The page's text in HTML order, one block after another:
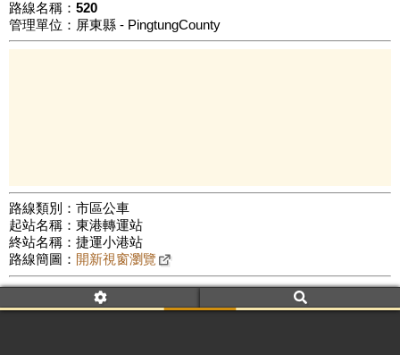
路線名稱： 520
管理單位：屏東縣 - PingtungCounty
路線類別：市區公車
起站名稱：東港轉運站
終站名稱：捷運小港站
路線簡圖： 開新視窗瀏覽
附屬名稱：520
車頭描述：東港轉運站
捷運小港站
公車數量: 累計6982、上線6484